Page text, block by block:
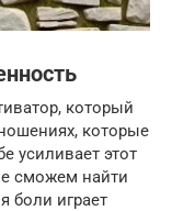
который
которые
усиливает этот
сможем найти
боли играет